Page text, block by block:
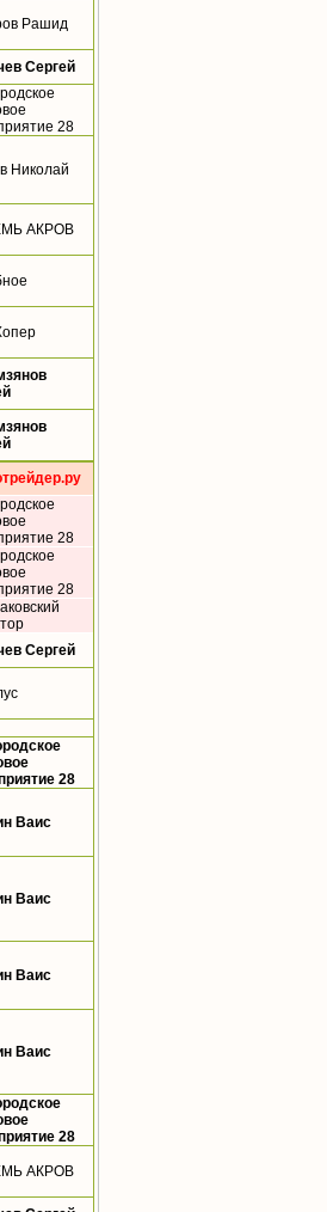
Рашид
Сергей
28
Николай
АКРОВ
28
28
Сергей
28
Ваис
Ваис
Ваис
Ваис
28
АКРОВ